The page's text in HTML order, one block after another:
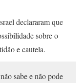
declararam que
sobre o
e cautela.
não sabe e não pode